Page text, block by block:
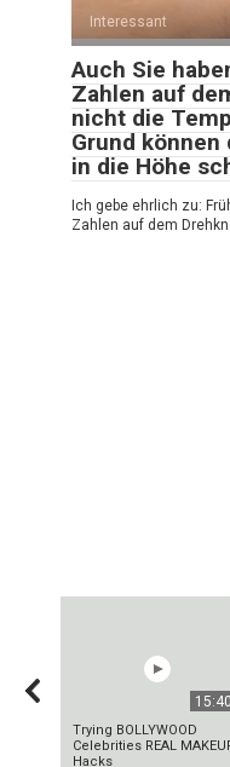
Interessant
Auch Sie
Zahlen auf
nicht die
Grund
in die Höhe
Ich gebe ehrlich zu:
Zahlen auf dem
15:40
Trying BOLLYWOOD
Celebrities REAL
Hacks